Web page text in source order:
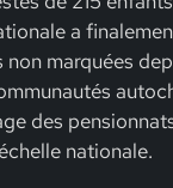
a
marquées
des
nationale.